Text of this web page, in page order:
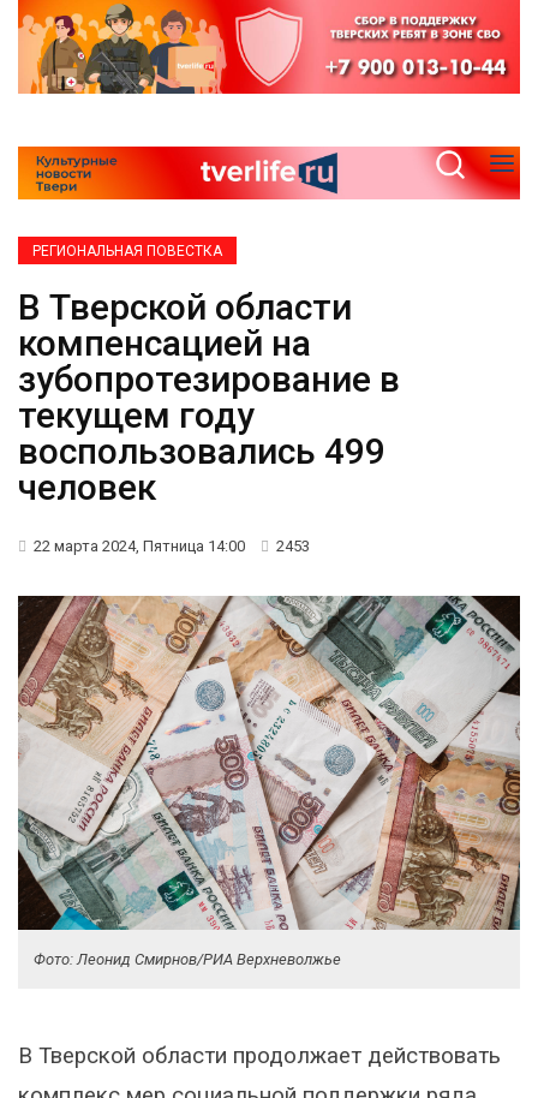
РЕГИОНАЛЬНАЯ ПОВЕСТКА
В Тверской области
компенсацией на
зубопротезирование в
текущем году
воспользовались 499
человек
22 марта 2024, Пятница 14:00 2453
Фото: Леонид Смирнов/РИА Верхневолжье
В Тверской области продолжает действовать